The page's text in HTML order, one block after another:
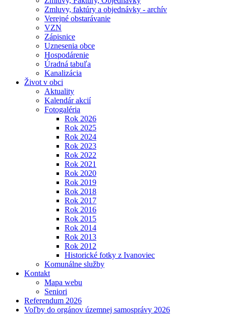
Zmluvy, faktúry a objednávky - archív
Verejné obstarávanie
VZN
Zápisnice
Uznesenia obce
Hospodárenie
Úradná tabuľa
Kanalizácia
Život v obci
Aktuality
Kalendár akcií
Fotogaléria
Rok 2026
Rok 2025
Rok 2024
Rok 2023
Rok 2022
Rok 2021
Rok 2020
Rok 2019
Rok 2018
Rok 2017
Rok 2016
Rok 2015
Rok 2014
Rok 2013
Rok 2012
Historické fotky z Ivanoviec
Komunálne služby
Kontakt
Mapa webu
Seniori
Referendum 2026
Voľby do orgánov územnej samosprávy 2026